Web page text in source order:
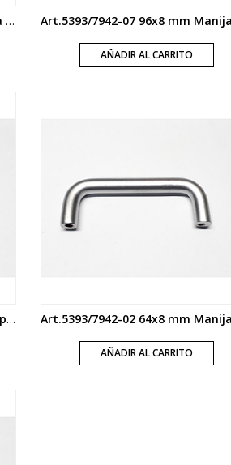
Art.5393/7942-10 128x8 mm Manija puente satinada
AÑADIR AL CARRITO
Art.5393/7942-03 64x8 mm Manija puente cromo
AÑADIR AL CARRITO